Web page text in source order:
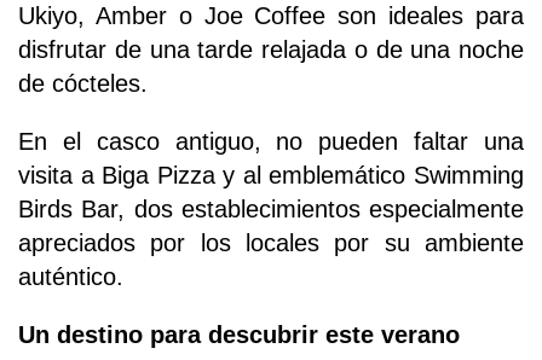
Ukiyo, Amber o Joe Coffee son ideales para
disfrutar de una tarde relajada o de una noche
de cócteles.
En el casco antiguo, no pueden faltar una
visita a Biga Pizza y al emblemático Swimming
Birds Bar, dos establecimientos especialmente
apreciados por los locales por su ambiente
auténtico.
Un destino para descubrir este verano